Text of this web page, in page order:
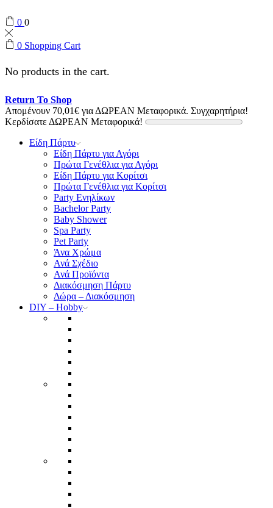
0 0
0 Shopping Cart
No products in the cart.
Return To Shop
Απομένουν 70,01€ για ΔΩΡΕΑΝ Μεταφορικά. Συγχαρητήρια!
Κερδίσατε ΔΩΡΕΑΝ Μεταφορικά!
Είδη Πάρτυ
Είδη Πάρτυ για Αγόρι
Πρώτα Γενέθλια για Αγόρι
Είδη Πάρτυ για Κορίτσι
Πρώτα Γενέθλια για Κορίτσι
Party Ενηλίκων
Bachelor Party
Baby Shower
Spa Party
Pet Party
Άνα Χρώμα
Ανά Σχέδιο
Ανά Προϊόντα
Διακόσμηση Πάρτυ
Δώρα – Διακόσμηση
DIY – Hobby